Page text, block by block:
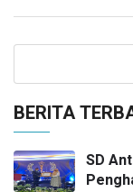
BERITA
SD